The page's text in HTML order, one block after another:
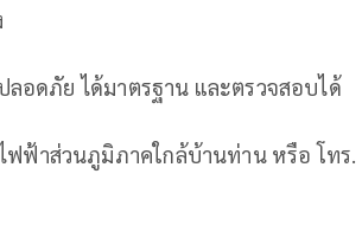
อดภัย ได้มาตรฐาน และตรวจสอบได้
ฟฟ้าส่วนภูมิภาคใกล้บ้านท่าน หรือ โทร.